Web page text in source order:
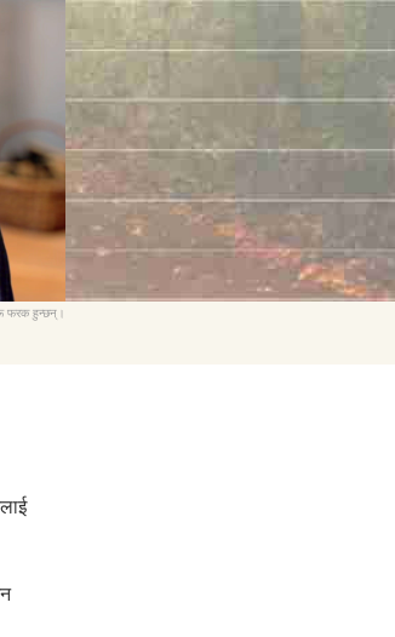
Portuguès
Русский (Russian)
Svenska
繁體中文 (Chinese)
Nepali
Arabic
Ukrainian
Czech
Turkish
फरक हुन्छन्।